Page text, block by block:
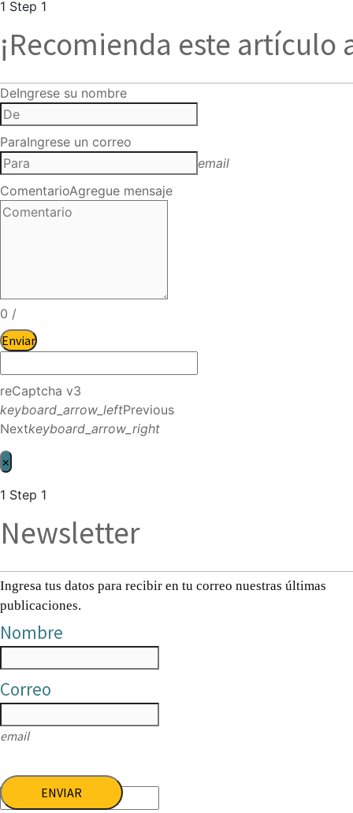
1 Step 1
¡Recomienda este artículo
DeIngrese su nombre
ParaIngrese un correo
email
ComentarioAgregue mensaje
0 /
Enviar
reCaptcha v3
keyboard_arrow_leftPrevious
Nextkeyboard_arrow_right
×
1 Step 1
Newsletter
Ingresa tus datos para recibir en tu correo nuestras últimas
publicaciones.
Nombre
Correo
email
ENVIAR